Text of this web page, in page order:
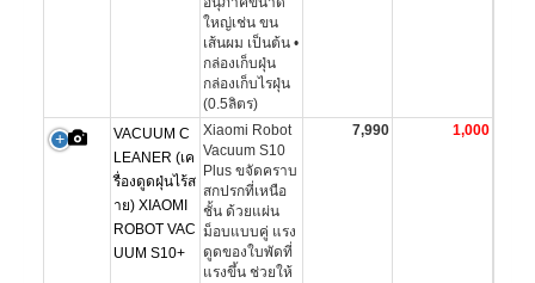
ใหญ่เช่น ขน
เส้นผม เป็นต้น •
กล่องเก็บฝุ่น
กล่องเก็บไรฝุ่น
(0.5ลิตร)
VACUUM C
LEANER (เค
รื่องดูดฝุ่นไร้ส
าย) XIAOMI
ROBOT VAC
UUM S10+
Xiaomi Robot
Vacuum S10
Plus ขจัดคราบ
สกปรกที่เหนือ
ชั้น ด้วยแผ่น
ม็อบแบบคู่ แรง
ดูดของใบพัดที่
แรงขึ้น ช่วยให้
7,990 1,000